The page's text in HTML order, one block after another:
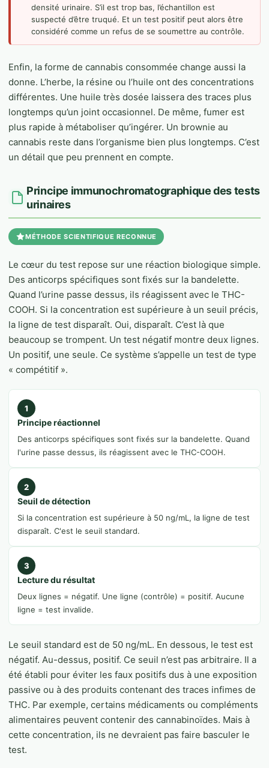
densité urinaire. S’il est trop bas, l’échantillon est
suspecté d’être truqué. Et un test positif peut alors être
considéré comme un refus de se soumettre au contrôle.
Enfin, la forme de cannabis consommée change aussi la
donne. L’herbe, la résine ou l’huile ont des concentrations
différentes. Une huile très dosée laissera des traces plus
longtemps qu’un joint occasionnel. De même, fumer est
plus rapide à métaboliser qu’ingérer. Un brownie au
cannabis reste dans l’organisme bien plus longtemps. C’est
un détail que peu prennent en compte.
Principe immunochromatographique des tests
urinaires
MÉTHODE SCIENTIFIQUE RECONNUE
Le cœur du test repose sur une réaction biologique simple.
Des anticorps spécifiques sont fixés sur la bandelette.
Quand l’urine passe dessus, ils réagissent avec le THC-
COOH. Si la concentration est supérieure à un seuil précis,
la ligne de test disparaît. Oui, disparaît. C’est là que
beaucoup se trompent. Un test négatif montre deux lignes.
Un positif, une seule. Ce système s’appelle un test de type
« compétitif ».
1
Principe réactionnel
Des anticorps spécifiques sont fixés sur la bandelette. Quand
l'urine passe dessus, ils réagissent avec le THC-COOH.
2
Seuil de détection
Si la concentration est supérieure à 50 ng/mL, la ligne de test
disparaît. C'est le seuil standard.
3
Lecture du résultat
Deux lignes = négatif. Une ligne (contrôle) = positif. Aucune
ligne = test invalide.
Le seuil standard est de 50 ng/mL. En dessous, le test est
négatif. Au-dessus, positif. Ce seuil n’est pas arbitraire. Il a
été établi pour éviter les faux positifs dus à une exposition
passive ou à des produits contenant des traces infimes de
THC. Par exemple, certains médicaments ou compléments
alimentaires peuvent contenir des cannabinoïdes. Mais à
cette concentration, ils ne devraient pas faire basculer le
test.